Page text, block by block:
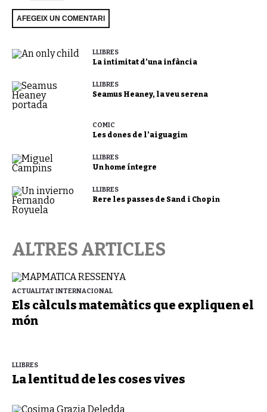
LLIBRES
La intimitat d’una infància
LLIBRES
Seamus Heaney, la veu serena
CÒMIC
Les dones de l’aiguagim
LLIBRES
Un home íntegre
LLIBRES
Rere les passes de Sand i Chopin
ALTRES ARTICLES
ACTUALITAT INTERNACIONAL
Els càlculs matemàtics que expliquen el
món
LLIBRES
La lentitud de les coses vives